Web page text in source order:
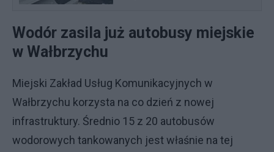
Wodór zasila już autobusy miejskie
w Wałbrzychu
Miejski Zakład Usług Komunikacyjnych w
Wałbrzychu korzysta na co dzień z nowej
infrastruktury. Średnio 15 z 20 autobusów
wodorowych tankowanych jest właśnie na tej